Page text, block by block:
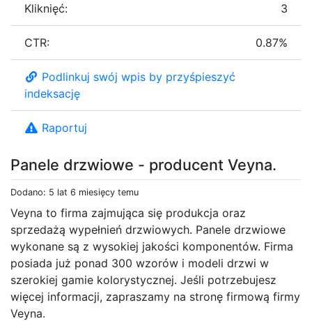
Panele drzwiowe - producent Veyna.
Dodano: 5 lat 6 miesięcy temu
Veyna to firma zajmująca się produkcja oraz
sprzedażą wypełnień drzwiowych. Panele drzwiowe
wykonane są z wysokiej jakości komponentów. Firma
posiada już ponad 300 wzorów i modeli drzwi w
szerokiej gamie kolorystycznej. Jeśli potrzebujesz
więcej informacji, zapraszamy na stronę firmową firmy
Veyna.
Kliknięć: 3
CTR: 0.87%
Podlinkuj swój wpis by przyśpieszyć
indeksację
Raportuj